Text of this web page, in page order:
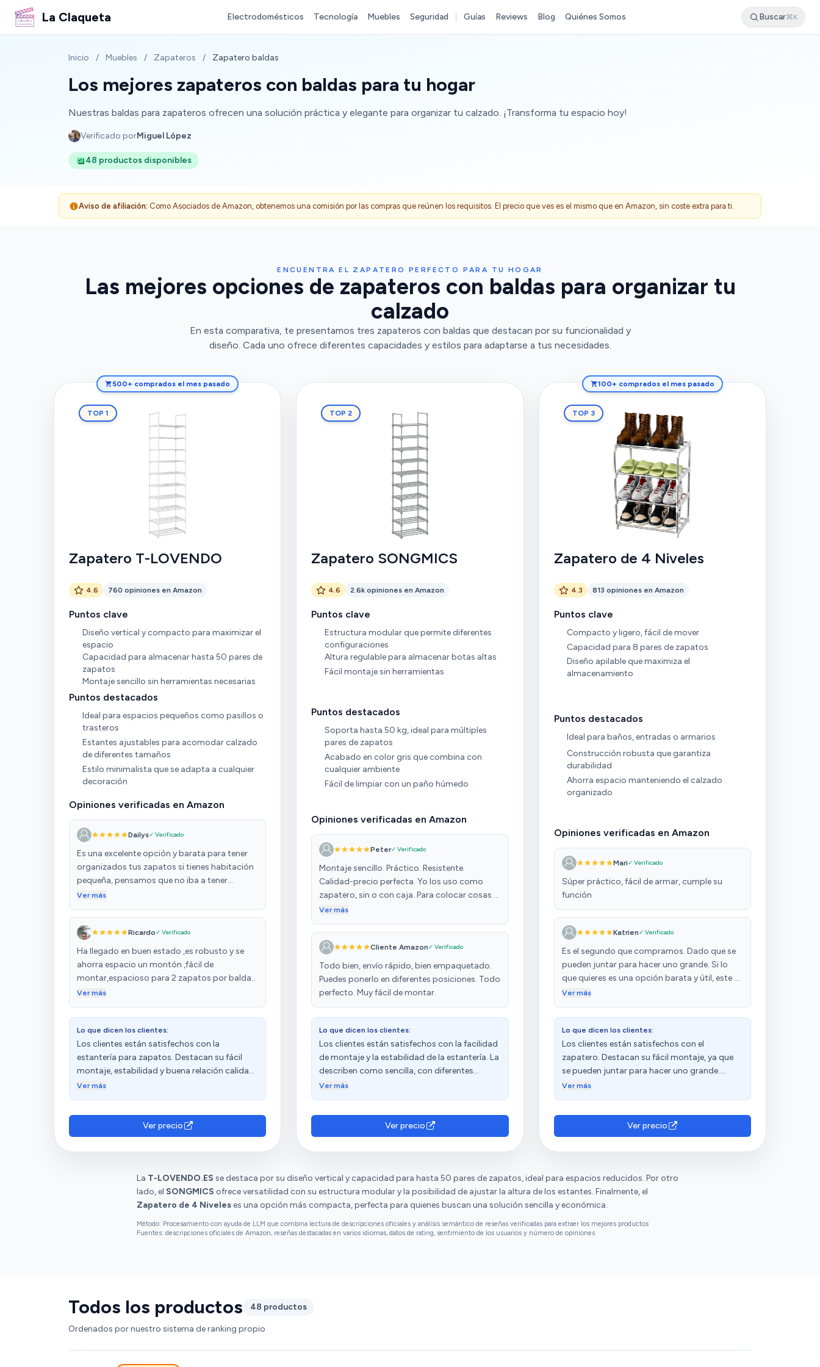
La Claqueta Electrodomésticos Tecnología Muebles Seguridad Guías Reviews Blog Quiénes Somos Buscar⌘K
Inicio / Muebles / Zapateros / Zapatero baldas
Los mejores zapateros con baldas para tu hogar
Nuestras baldas para zapateros ofrecen una solución práctica y elegante para organizar tu calzado. ¡Transforma tu espacio hoy!
Verificado porMiguel López
48 productos disponibles
Aviso de afiliación: Como Asociados de Amazon, obtenemos una comisión por las compras que reúnen los requisitos. El precio que ves es el mismo que en Amazon, sin coste extra para ti.
ENCUENTRA EL ZAPATERO PERFECTO PARA TU HOGAR
Las mejores opciones de zapateros con baldas para organizar tu
calzado
En esta comparativa, te presentamos tres zapateros con baldas que destacan por su funcionalidad y
diseño. Cada uno ofrece diferentes capacidades y estilos para adaptarse a tus necesidades.
500+ comprados el mes pasado
TOP 1
Zapatero T-LOVENDO
4.6 760 opiniones en Amazon
Puntos clave
Diseño vertical y compacto para maximizar el
espacio
Capacidad para almacenar hasta 50 pares de
zapatos
Montaje sencillo sin herramientas necesarias
Puntos destacados
Ideal para espacios pequeños como pasillos o
trasteros
Estantes ajustables para acomodar calzado
de diferentes tamaños
Estilo minimalista que se adapta a cualquier
decoración
Opiniones verificadas en Amazon
Dailys✓ Verificado
Es una excelente opción y barata para tener
organizados tus zapatos si tienes habitación
pequeña, pensamos que no iba a tener
estabilidad pero para nuestra sorpresa
ensamblaje ha sido fácil. En fin ha sido un
acierto total comprar este producto
Ver más
Ricardo✓ Verificado
Ha llegado en buen estado ,es robusto y se
ahorra espacio un montón ,fácil de
montar,espacioso para 2 zapatos por balda
!!,contentísimo con la compra !! Lo
Ver más
Lo que dicen los clientes:
Los clientes están satisfechos con la
estantería para zapatos. Destacan su fácil
montaje, estabilidad y buena relación calidad-
precio. Mencionan que es espaciosa, con gran
funcionalidad y tamaño adecuado. Sin
embargo, hay opiniones diversas sobre los
materiales utilizados.
Ver más
Ver precio
TOP 2
Zapatero SONGMICS
4.6 2.6k opiniones en Amazon
Puntos clave
Estructura modular que permite diferentes
configuraciones
Altura regulable para almacenar botas altas
Fácil montaje sin herramientas
Puntos destacados
Soporta hasta 50 kg, ideal para múltiples
pares de zapatos
Acabado en color gris que combina con
cualquier ambiente
Fácil de limpiar con un paño húmedo
Opiniones verificadas en Amazon
Peter✓ Verificado
Montaje sencillo. Práctico. Resistente.
Calidad-precio perfecta. Yo los uso como
zapatero, sin o con caja. Para colocar cosas y
enseres ligeros, cómo juguetes y ropa
cometido. Compré uno hace un mes y acabo
de repetir. Lo recomiendo.
Ver más
Cliente Amazon✓ Verificado
Todo bien, envío rápido, bien empaquetado.
Puedes ponerlo en diferentes posiciones. Todo
perfecto. Muy fácil de montar.
Lo que dicen los clientes:
Los clientes están satisfechos con la facilidad
de montaje y la estabilidad de la estantería. La
describen como sencilla, con diferentes
formas para configurarla como se quiera.
calidad-precio y lo califican como una buena
compra. Además, resaltan su practicidad,
utilidad y comodidad para colocar
ajuste, movilidad y capacidad.
Ver más
Ver precio
100+ comprados el mes pasado
TOP 3
Zapatero de 4 Niveles
4.3 813 opiniones en Amazon
Puntos clave
Compacto y ligero, fácil de mover
Capacidad para 8 pares de zapatos
Diseño apilable que maximiza el
almacenamiento
Puntos destacados
Ideal para baños, entradas o armarios
Construcción robusta que garantiza
durabilidad
Ahorra espacio manteniendo el calzado
organizado
Opiniones verificadas en Amazon
Mari✓ Verificado
Súper práctico, fácil de armar, cumple su
función
Katrien✓ Verificado
Es el segundo que compramos. Dado que se
pueden juntar para hacer uno grande. Si lo
que quieres es una opción barata y útil, este es
perfecto!
Ver más
Lo que dicen los clientes:
Los clientes están satisfechos con el
zapatero. Destacan su fácil montaje, ya que
se pueden juntar para hacer uno grande.
Además, mencionan que tiene una excelente
de calidad decente, práctico y ligero. Sin
embargo, tienen opiniones diversas sobre su
estabilidad.
Ver más
Ver precio
La T-LOVENDO.ES se destaca por su diseño vertical y capacidad para hasta 50 pares de zapatos, ideal para espacios reducidos. Por otro
lado, el SONGMICS ofrece versatilidad con su estructura modular y la posibilidad de ajustar la altura de los estantes. Finalmente, el
Zapatero de 4 Niveles es una opción más compacta, perfecta para quienes buscan una solución sencilla y económica.
Método: Procesamiento con ayuda de LLM que combina lectura de descripciones oficiales y análisis semántico de reseñas verificadas para extraer los mejores productos
Fuentes: descripciones oficiales de Amazon, reseñas destacadas en varios idiomas, datos de rating, sentimiento de los usuarios y número de opiniones
Todos los productos 48 productos
Ordenados por nuestro sistema de ranking propio